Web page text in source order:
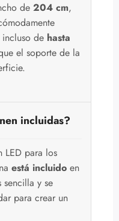
de 204 cm,
de hasta
el soporte de la
incluidas?
LED para los
está incluido en
sencilla y se
para crear un